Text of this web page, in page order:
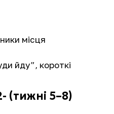
місця
йду”, короткі
(тижні 5–8)